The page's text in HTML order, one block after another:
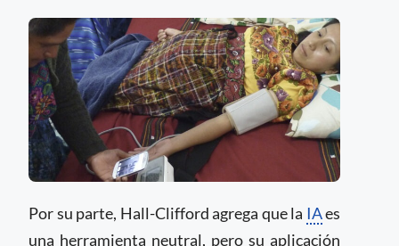
Por su parte, Hall-Clifford agrega que la IAes
una herramienta neutral, pero su aplicación